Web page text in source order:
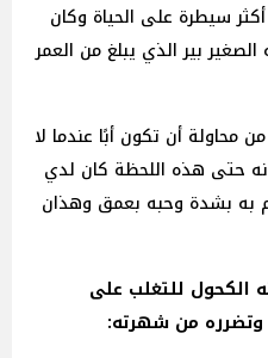
سيطرة على الحياة وكان
الصغير بير الذي يبلغ من العمر
محاولة أن تكون أبًا عندما لا
حتى هذه اللحظة كان لدي
به بشدة وحبه بعمق وهذان
الكحول للتغلب على